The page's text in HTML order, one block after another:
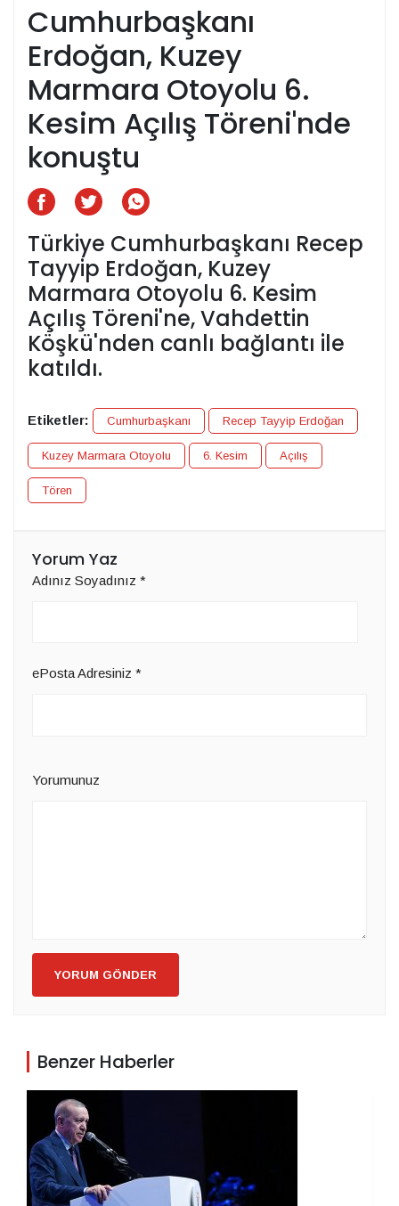
Cumhurbaşkanı
Erdoğan, Kuzey
Marmara Otoyolu 6.
Kesim Açılış Töreni'nde
konuştu
Türkiye Cumhurbaşkanı Recep
Tayyip Erdoğan, Kuzey
Marmara Otoyolu 6. Kesim
Açılış Töreni'ne, Vahdettin
Köşkü'nden canlı bağlantı ile
katıldı.
Etiketler: Cumhurbaşkanı Recep Tayyip Erdoğan
Kuzey Marmara Otoyolu 6. Kesim Açılış
Tören
Yorum Yaz
Adınız Soyadınız *
ePosta Adresiniz *
Yorumunuz
YORUM GÖNDER
Benzer Haberler